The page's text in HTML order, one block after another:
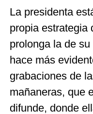
La presidenta
propia estrategia
prolonga la de
hace más
grabaciones de
mañaneras, que
difunde, donde